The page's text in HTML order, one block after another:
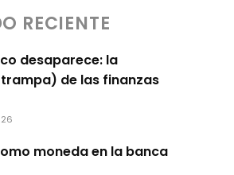
RECIENTE
desaparece: la
de las finanzas
moneda en la banca